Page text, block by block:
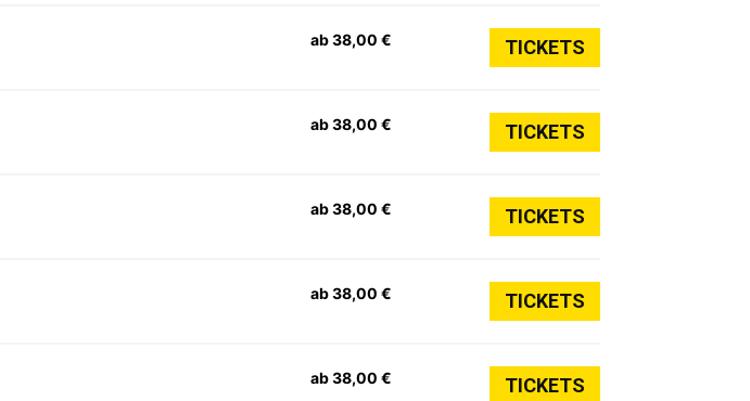
ab 38,00 € TICKETS
ab 38,00 € TICKETS
ab 38,00 € TICKETS
ab 38,00 € TICKETS
ab 38,00 € TICKETS